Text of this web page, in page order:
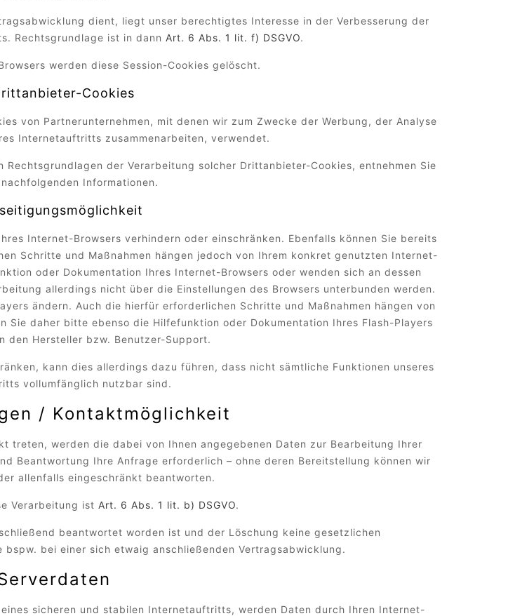
dient, liegt unser berechtigtes Interesse in der Verbesserung der
Rechtsgrundlage ist in dann Art. 6 Abs. 1 lit. f) DSGVO.
werden diese Session-Cookies gelöscht.
Cookies
von Partnerunternehmen, mit denen wir zum Zwecke der Werbung, der Analyse
Internetauftritts zusammenarbeiten, verwendet.
der Verarbeitung solcher Drittanbieter-Cookies, entnehmen Sie
Informationen.
Internet-Browsers verhindern oder einschränken. Ebenfalls können Sie bereits
Schritte und Maßnahmen hängen jedoch von Ihrem konkret genutzten Internet-
oder Dokumentation Ihres Internet-Browsers oder wenden sich an dessen
allerdings nicht über die Einstellungen des Browsers unterbunden werden.
ändern. Auch die hierfür erforderlichen Schritte und Maßnahmen hängen von
Sie daher bitte ebenso die Hilfefunktion oder Dokumentation Ihres Flash-Players
den Hersteller bzw. Benutzer-Support.
kann dies allerdings dazu führen, dass nicht sämtliche Funktionen unseres
vollumfänglich nutzbar sind.
/ Kontaktmöglichkeit
treten, werden die dabei von Ihnen angegebenen Daten zur Bearbeitung Ihrer
Beantwortung Ihre Anfrage erforderlich – ohne deren Bereitstellung können wir
allenfalls eingeschränkt beantworten.
Verarbeitung ist Art. 6 Abs. 1 lit. b) DSGVO.
beantwortet worden ist und der Löschung keine gesetzlichen
bei einer sich etwaig anschließenden Vertragsabwicklung.
sicheren und stabilen Internetauftritts, werden Daten durch Ihren Internet-